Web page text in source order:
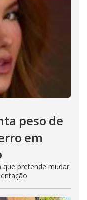
peso de
em
que pretende mudar